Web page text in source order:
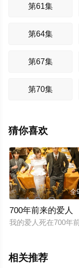
第61集
第64集
第67集
第70集
猜你喜欢
全
700年前来的爱人
我的爱人死在700年
相关推荐